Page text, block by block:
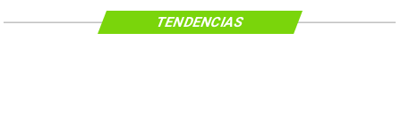
TENDENCIAS